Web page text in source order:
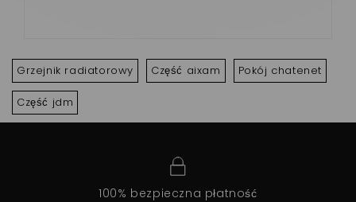
Grzejnik radiatorowy Część aixam Pokój chatenet
Część jdm
100% bezpieczna płatność